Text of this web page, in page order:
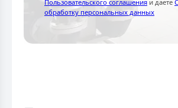
Пользовательского соглашения и даете
обработку персональных данных